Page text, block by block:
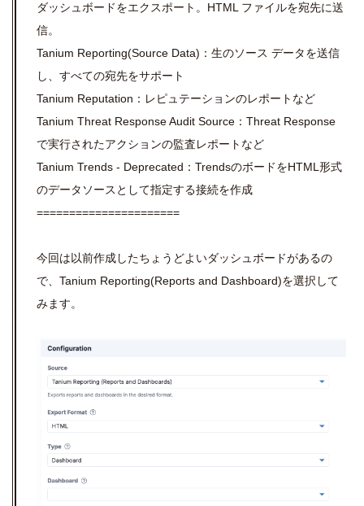
ダッシュボードをエクスポート。HTML ファイルを宛先に送
信。
Tanium Reporting(Source Data)：生のソース データを送信
し、すべての宛先をサポート
Tanium Reputation：レピュテーションのレポートなど
Tanium Threat Response Audit Source：Threat Response
で実行されたアクションの監査レポートなど
Tanium Trends - Deprecated：TrendsのボードをHTML形式
のデータソースとして指定する接続を作成
======================
今回は以前作成したちょうどよいダッシュボードがあるの
で、Tanium Reporting(Reports and Dashboard)を選択して
みます。